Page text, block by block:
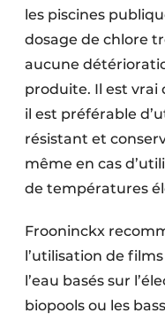
les piscines
dosage de chlore
aucune
produite. Il est vrai
il est préférable
résistant et
même en cas
de températures
Frooninckx
l’utilisation de
l’eau basés sur
biopools ou les